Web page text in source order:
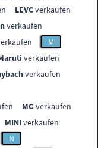
LEVCverkaufen
verkaufen
M
verkaufen
verkaufen
MGverkaufen
MINIverkaufen
N